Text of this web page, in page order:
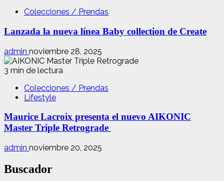
Colecciones / Prendas
Lanzada la nueva línea Baby collection de Create
admin noviembre 28, 2025
3 min de lectura
Colecciones / Prendas
Lifestyle
Maurice Lacroix presenta el nuevo AIKONIC
Master Triple Retrograde
admin noviembre 20, 2025
Buscador